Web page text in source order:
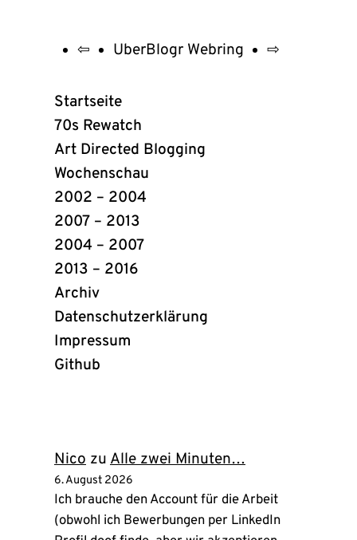
UberBlogr
Webring
Links
⇦ UberBlogr Webring ⇨
Startseite
70s Rewatch
Art Directed Blogging
Wochenschau
2002 – 2004
2007 – 2013
2004 – 2007
2013 – 2016
Archiv
Datenschutzerklärung
Impressum
Github
Nico zu Alle zwei Minuten…
6. August 2026
Ich brauche den Account für die Arbeit
(obwohl ich Bewerbungen per LinkedIn